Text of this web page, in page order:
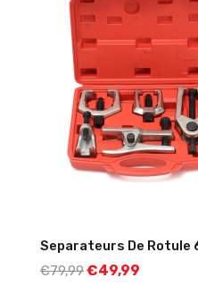
Separateurs De Rotule
€79,99€49,99